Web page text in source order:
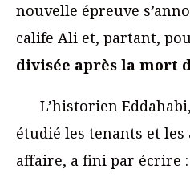
nouvelle épreuve
calife Ali et, partant,
divisée après la mort
L’historien
étudié les tenants et
affaire, a fini par écrire :